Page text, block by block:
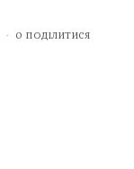
0 ПОДІЛИТИСЯ